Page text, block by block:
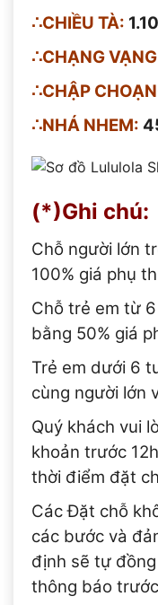
∴CHIỀU TÀ:
∴CHẠNG
∴CHẬP
∴NHÁ NHEM:
(*)Ghi chú:
Chỗ người lớn
100% giá phụ
Chỗ trẻ em từ
bằng 50% giá
Trẻ em dưới 6
cùng người lớn
Quý khách vui
khoản trước
thời điểm đặt
Các Đặt chỗ
các bước và
định sẽ tự
thông báo